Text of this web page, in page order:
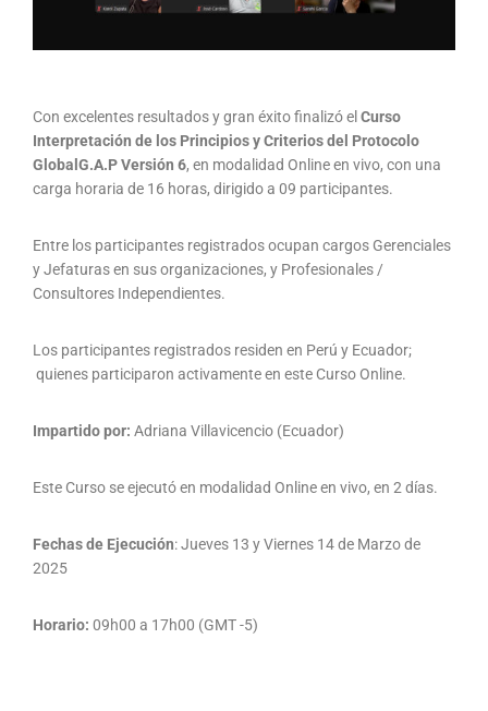
Con excelentes resultados y gran éxito finalizó el Curso
Interpretación de los Principios y Criterios del Protocolo
GlobalG.A.P Versión 6, en modalidad Online en vivo, con una
carga horaria de 16 horas, dirigido a 09 participantes.
Entre los participantes registrados ocupan cargos Gerenciales
y Jefaturas en sus organizaciones, y Profesionales /
Consultores Independientes.
Los participantes registrados residen en Perú y Ecuador;
quienes participaron activamente en este Curso Online.
Impartido por: Adriana Villavicencio (Ecuador)
Este Curso se ejecutó en modalidad Online en vivo, en 2 días.
Fechas de Ejecución: Jueves 13 y Viernes 14 de Marzo de
2025
Horario: 09h00 a 17h00 (GMT -5)